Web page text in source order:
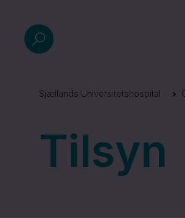
Sjællands Universitetshospital
Tilsyn